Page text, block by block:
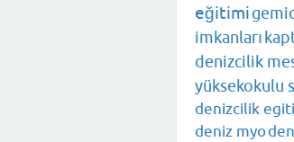
eğitimi
imkanları
denizcilik
yüksekokulu
denizcilik
deniz myo